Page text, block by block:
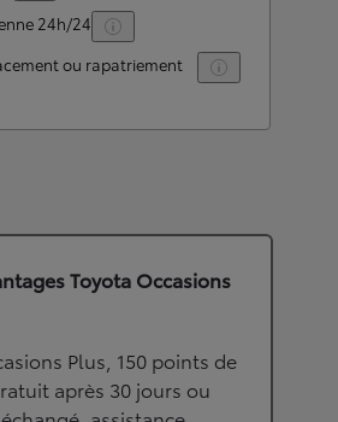
24h/24
ou rapatriement
Toyota Occasions
Plus, 150 points de
après 30 jours ou